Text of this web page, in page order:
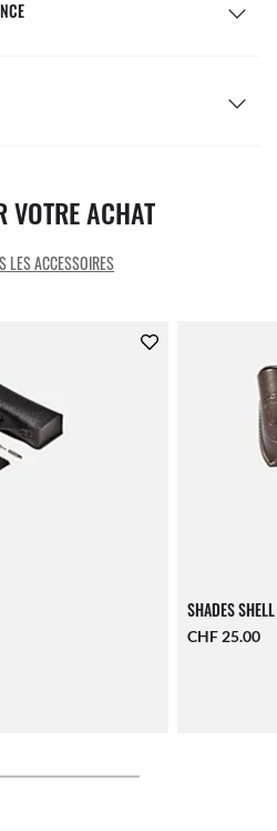
VOTRE ACHAT
LES ACCESSOIRES
SHADES
CHF 25.00